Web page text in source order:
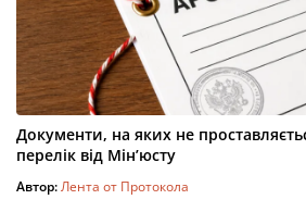
Документи, на яких не
перелік від Мін’юсту
Автор:Лента от Протокола